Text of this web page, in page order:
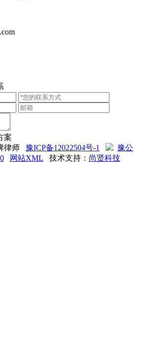
案
律师 豫ICP备12022504号-1
豫公
网站XML 技术支持： 尚贤科技